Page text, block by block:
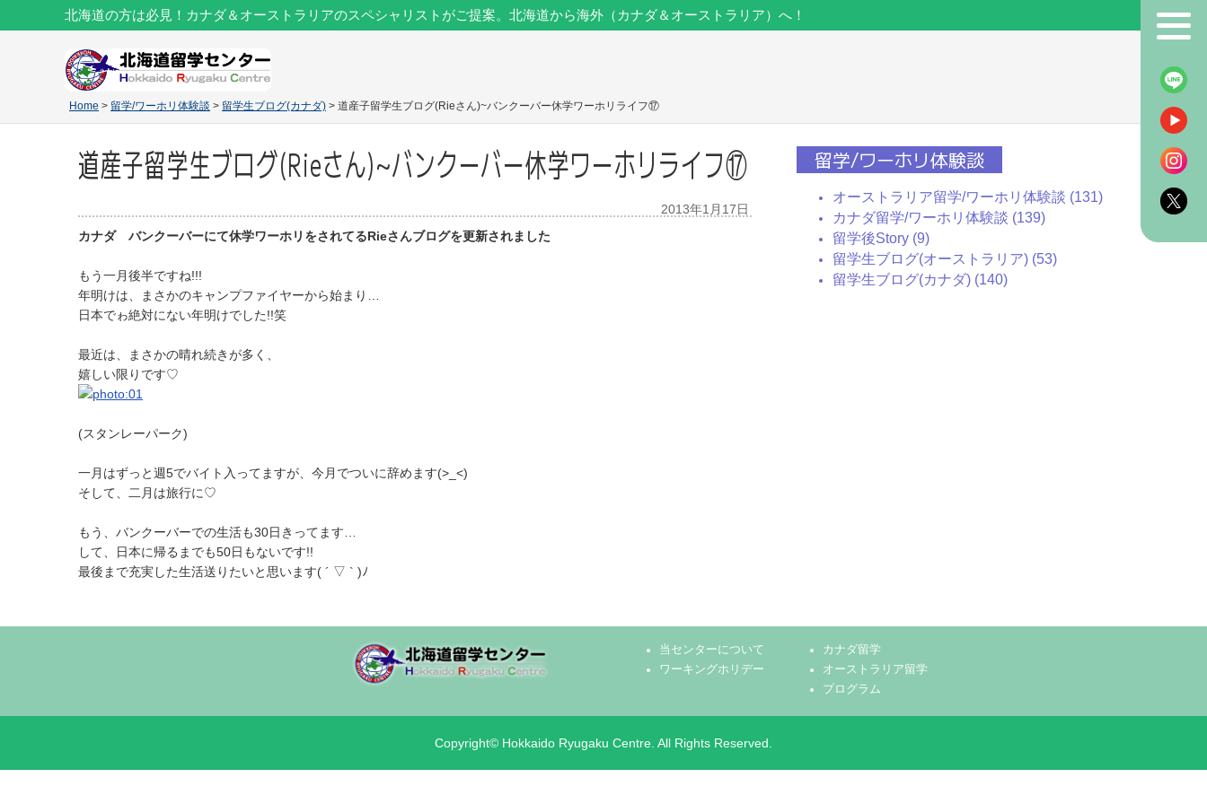
北海道の方は必見！カナダ＆オーストラリアのスペシャリストがご提案。北海道から海外（カナダ＆オーストラリア）へ！
Home > 留学/ワーホリ体験談 > 留学生ブログ(カナダ) > 道産子留学生ブログ(Rieさん)~バンクーバー休学ワーホリライフ⑰
道産子留学生ブログ(Rieさん)~バンクーバー休学ワーホリライフ⑰
2013年1月17日
カナダ バンクーバーにて休学ワーホリをされてるRieさんブログを更新されました
もう一月後半ですね!!!
年明けは、まさかのキャンプファイヤーから始まり…
日本でゎ絶対にない年明けでした!!笑
最近は、まさかの晴れ続きが多く、
嬉しい限りです♡
(スタンレーパーク)
一月はずっと週5でバイト入ってますが、今月でついに辞めます(>_<)
そして、二月は旅行に♡
もう、バンクーバーでの生活も30日きってます…
して、日本に帰るまでも50日もないです!!
最後まで充実した生活送りたいと思います( ´ ▽ ` )ﾉ
留学/ワーホリ体験談
オーストラリア留学/ワーホリ体験談 (131)
カナダ留学/ワーホリ体験談 (139)
留学後Story (9)
留学生ブログ(オーストラリア) (53)
留学生ブログ(カナダ) (140)
当センターについて
ワーキングホリデー
カナダ留学
オーストラリア留学
プログラム
Copyright© Hokkaido Ryugaku Centre. All Rights Reserved.
道産子留学生ブログ(Rieさん)~バンクーバー休学ワーホリライフ⑰